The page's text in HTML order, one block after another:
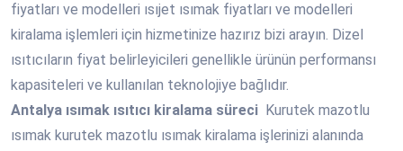
fiyatları ve modelleri ısıjet ısımak fiyatları ve modelleri
kiralama işlemleri için hizmetinize hazırız bizi arayın. Dizel
ısıtıcıların fiyat belirleyicileri genellikle ürünün performansı
kapasiteleri ve kullanılan teknolojiye bağlıdır.
Antalya ısımak ısıtıcı kiralama süreci Kurutek mazotlu
ısımak kurutek mazotlu ısımak kiralama işlerinizi alanında